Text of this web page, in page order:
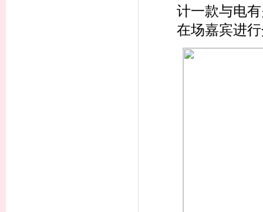
计一款与电
在场嘉宾进